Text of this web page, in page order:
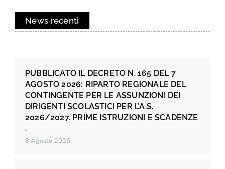
News recenti
PUBBLICATO IL DECRETO N. 165 DEL 7
AGOSTO 2026: RIPARTO REGIONALE DEL
CONTINGENTE PER LE ASSUNZIONI DEI
DIRIGENTI SCOLASTICI PER L’A.S.
2026/2027. PRIME ISTRUZIONI E SCADENZE
.
8 Agosto 2026